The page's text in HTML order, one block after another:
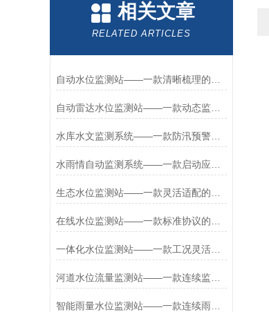
相关文章
RELATED ARTICLES
水库水文监测系统——一款防汛预警的雨量水位监测站2026+派+送
一体化水位监测站——一款工况灵活调整的应急水位监测站2026+派+送
智能雨量水位监测站——一款连续雨情监测的果园雨量气象监测站2026+派+送